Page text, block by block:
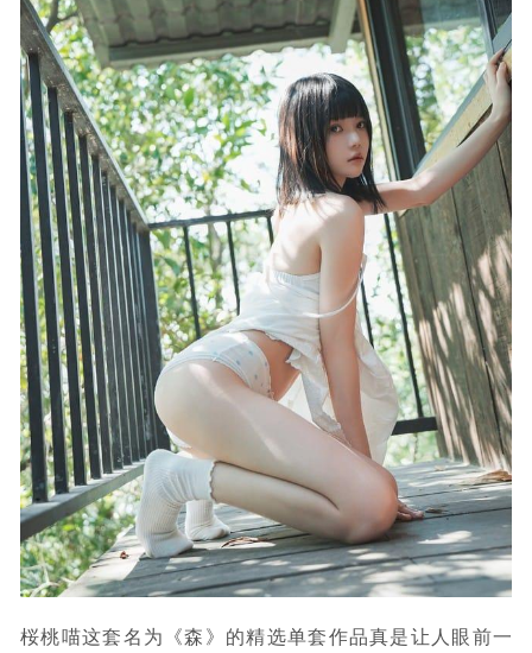
桜桃喵这套名为《森》的精选单套作品真是让人眼前一